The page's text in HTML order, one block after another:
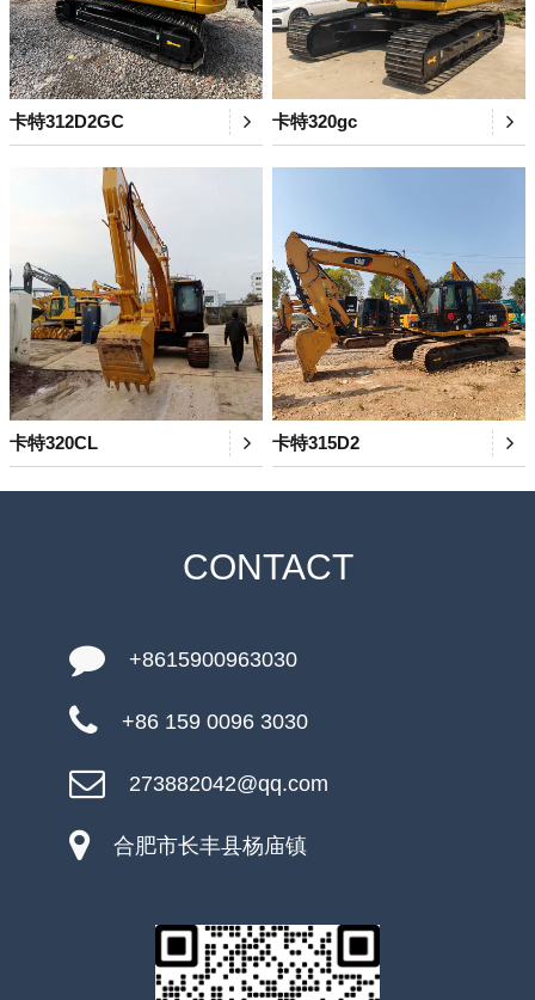
卡特312D2GC 卡特320gc
卡特320CL 卡特315D2
CONTACT
+8615900963030
+86 159 0096 3030
273882042@qq.com
合肥市长丰县杨庙镇